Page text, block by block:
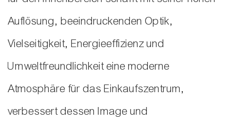
Auflösung, beeindruckenden Optik,
Vielseitigkeit, Energieeffizienz und
Umweltfreundlichkeit eine moderne
Atmosphäre für das Einkaufszentrum,
verbessert dessen Image und